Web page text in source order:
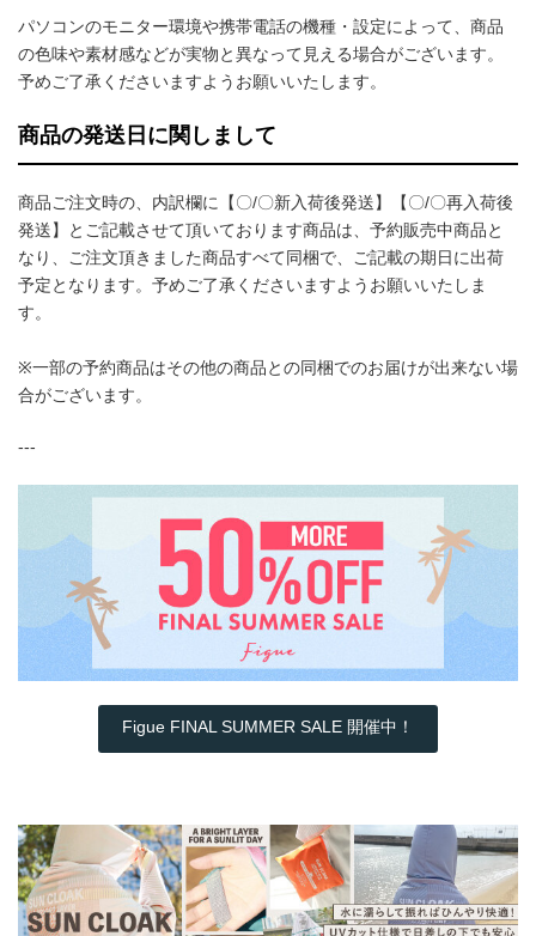
パソコンのモニター環境や携帯電話の機種・設定によって、商品
の色味や素材感などが実物と異なって見える場合がございます。
予めご了承くださいますようお願いいたします。
商品の発送日に関しまして
商品ご注文時の、内訳欄に【〇/〇新入荷後発送】【〇/〇再入荷後
発送】とご記載させて頂いております商品は、予約販売中商品と
なり、ご注文頂きました商品すべて同梱で、ご記載の期日に出荷
予定となります。予めご了承くださいますようお願いいたしま
す。
※一部の予約商品はその他の商品との同梱でのお届けが出来ない場
合がございます。
---
Figue FINAL SUMMER SALE 開催中！